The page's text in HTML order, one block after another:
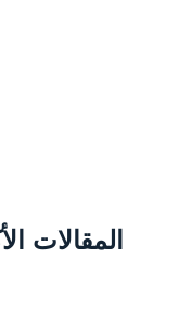
المقالات